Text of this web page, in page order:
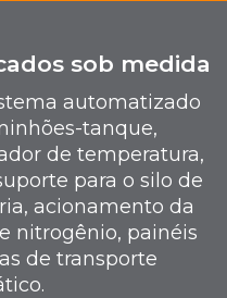
sob medida
automatizado
tanque,
de temperatura,
para o silo de
acionamento da
nitrogênio, painéis
de transporte